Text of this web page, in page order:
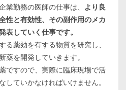
業勤務の医師の仕事は、
より良
性と有効性、その副作用のメカ
表していく仕事です。
る薬効を有する物質を研究し、
薬を開発していきます。
ですので、実際に臨床現場で活
していかなければいけません。